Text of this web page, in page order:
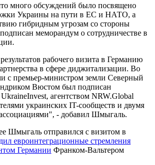
много обсуждений было посвящено
Украины на пути в ЕС и НАТО, а
гибридным угрозам со стороны
меморандум о сотрудничестве в
рабочего визита в Германию
в сфере диджитализации. Во
с премьер-министром земли Северный
Вюстом был подписан
агентством NRW.Global
украинских IT-сообществ и двумя
- добавил Шмыгаль.
Шмыгаль отправился с визитом в
евроинтеграционные стремления
Германии Франком-Вальтером